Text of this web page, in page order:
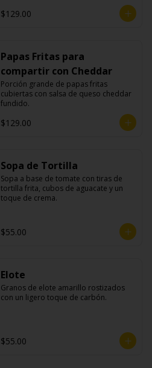
$129.00
Papas Fritas para
compartir con Cheddar
Porción grande de papas fritas
cubiertas con salsa de queso cheddar
fundido.
$129.00
Sopa de Tortilla
Sopa a base de tomate con tiras de
tortilla frita, cubos de aguacate y un
toque de crema.
$55.00
Elote
Granos de elote amarillo rostizados
con un ligero toque de carbón.
$55.00